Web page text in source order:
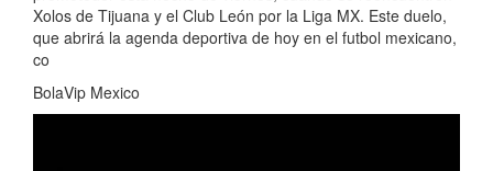
Xolos de Tijuana y el Club León por la Liga MX. Este duelo,
que abrirá la agenda deportiva de hoy en el futbol mexicano,
co
BolaVip Mexico